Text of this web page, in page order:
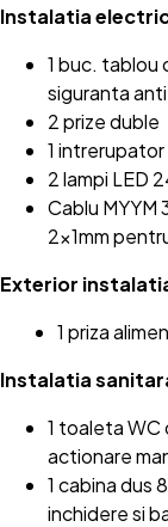
Instalatia
1 buc. tablou
siguranta
2 prize duble
1 intrerupator
2 lampi LED
Cablu MYYM
2x1mm
Exterior
1 priza
Instalatia
1 toaleta WC
actionare
1 cabina dus
inchidere si